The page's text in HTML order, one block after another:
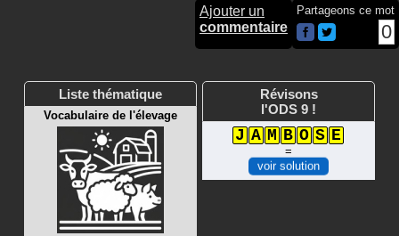
Ajouter un
commentaire
Partageons ce mot
0
Liste thématique
Vocabulaire de l'élevage
Révisons
l'ODS 9 !
J A M B O S E
=
voir solution